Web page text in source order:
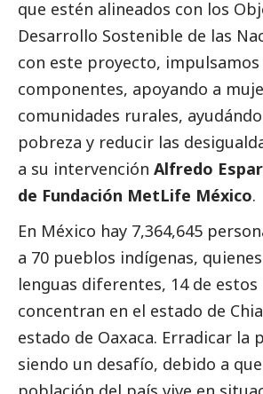
que estén alineados con los
Desarrollo Sostenible de las
con este proyecto,
componentes, apoyando a
comunidades rurales,
pobreza y reducir las
a su intervención Alfredo
de Fundación MetLife México.
En México hay 7,364,645
a 70 pueblos indígenas,
lenguas diferentes, 14 de estos
concentran en el estado de
estado de Oaxaca. Erradicar la
siendo un desafío, debido a